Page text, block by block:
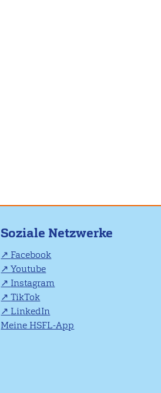
Soziale Netzwerke
Facebook
Youtube
Instagram
TikTok
LinkedIn
Meine HSFL-App